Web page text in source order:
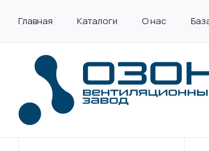
Главная Каталоги О нас